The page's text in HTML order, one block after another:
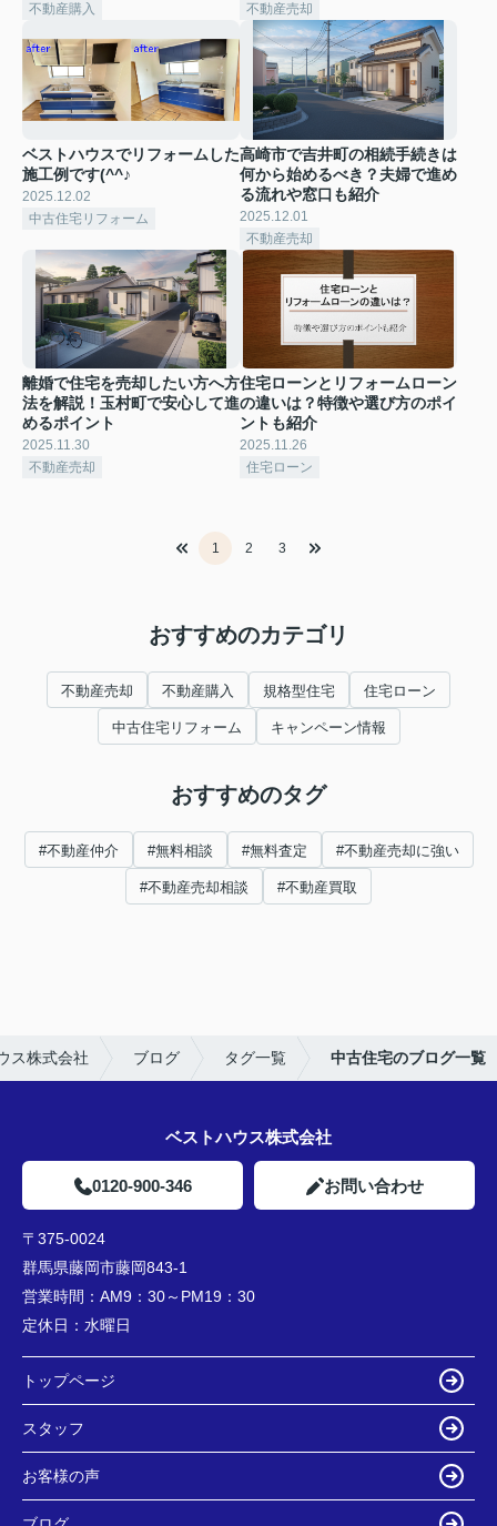
不動産購入
不動産売却
ベストハウスでリフォームした
施工例です(^^♪
2025.12.02
中古住宅リフォーム
高崎市で吉井町の相続手続きは
何から始めるべき？夫婦で進め
る流れや窓口も紹介
2025.12.01
不動産売却
離婚で住宅を売却したい方へ方
法を解説！玉村町で安心して進
めるポイント
2025.11.30
不動産売却
住宅ローンとリフォームローン
の違いは？特徴や選び方のポイ
ントも紹介
2025.11.26
住宅ローン
1 2 3
おすすめのカテゴリ
不動産売却 不動産購入 規格型住宅 住宅ローン
中古住宅リフォーム キャンペーン情報
おすすめのタグ
#不動産仲介 #無料相談 #無料査定 #不動産売却に強い
#不動産売却相談 #不動産買取
ス株式会社 ブログ タグ一覧 中古住宅のブログ一覧
ベストハウス株式会社
0120-900-346 お問い合わせ
〒375-0024
群馬県藤岡市藤岡843-1
営業時間： AM9：30～PM19：30
定休日： 水曜日
トップページ
スタッフ
お客様の声